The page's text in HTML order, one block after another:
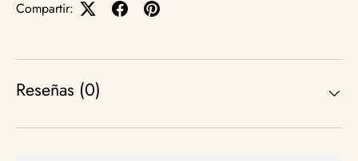
Compartir:
Reseñas (0)